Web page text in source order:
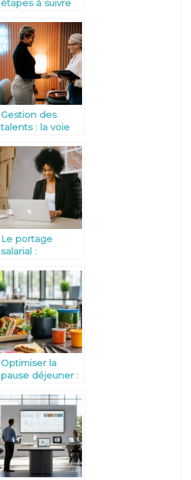
étapes à suivre
emploi au
Bénin ?
Gestion des
talents : la voie
organisationnelle
Le portage
salarial :
et avantages
pour les
professionnels
Optimiser la
pause déjeuner :
savoureux à
emporter au
bureau